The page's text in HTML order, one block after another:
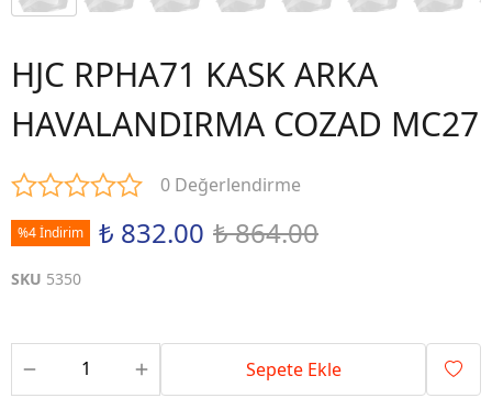
HJC RPHA71 KASK ARKA
HAVALANDIRMA COZAD MC27
0 Değerlendirme
%4 İndirim ₺ 832.00 ₺ 864.00
SKU 5350
Sepete Ekle